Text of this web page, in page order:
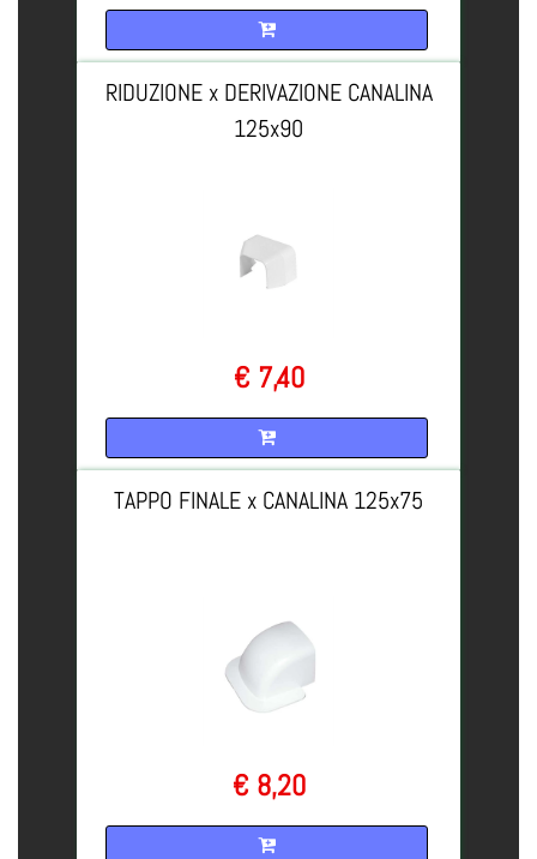
RIDUZIONE x DERIVAZIONE CANALINA
125x90
€ 7,40
TAPPO FINALE x CANALINA 125x75
€ 8,20